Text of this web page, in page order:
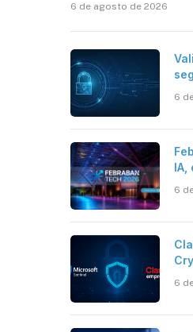
6 de agosto de 2026
6
IA,
6
6